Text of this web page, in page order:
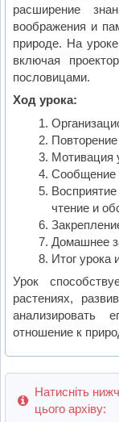
расширение
воображения и
природе. На
включая
пословицами.
Ход урока:
Мотивация
Сообщение
чтение и
Домашнее
Итог урока
Урок
растениях,
анализировать
отношение к
Натисніть
цього архіву: